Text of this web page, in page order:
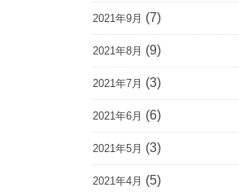
2021年9月 (7)
2021年8月 (9)
2021年7月 (3)
2021年6月 (6)
2021年5月 (3)
2021年4月 (5)